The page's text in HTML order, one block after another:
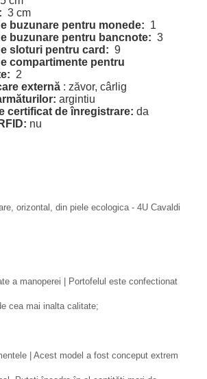
3 cm
buzunare pentru monede: 1
buzunare pentru bancnote: 3
sloturi pentru card: 9
compartimente pentru
2
externă : zăvor, cârlig
argintiu
certificat de înregistrare: da
nu
orizontal, din piele ecologica - 4U Cavaldi
a manoperei | Portofelul este confectionat
cea mai inalta calitate;
| Acest model a fost conceput extrem